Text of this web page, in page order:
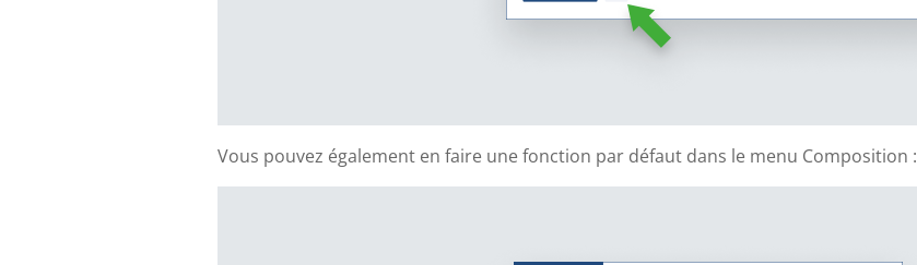
Vous pouvez également en faire une fonction par défaut dans le menu Composition :